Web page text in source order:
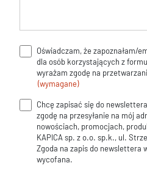
Klauzula
informacyjna
(wymagane)
Oświadczam, że zapoznałam/
dla osób korzystających z
wyrażam zgodę na
(wymagane)
Zgoda
newsletter
Chcę zapisać się do
zgodę na przesyłanie na mój
nowościach, promocjach,
KAPICA sp. z o.o. sp.k., ul.
Zgoda na zapis do newslettera
wycofana.